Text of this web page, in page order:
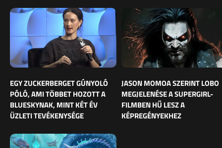
EGY ZUCKERBERGET GÚNYOLÓ
PÓLÓ, AMI TÖBBET HOZOTT A
BLUESKYNAK, MINT KÉT ÉV
ÜZLETI TEVÉKENYSÉGE
JASON MOMOA SZERINT LOBO
MEGJELENÉSE A SUPERGIRL-
FILMBEN HŰ LESZ A
KÉPREGÉNYEKHEZ